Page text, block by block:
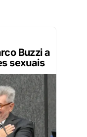
Buzzi a
sexuais